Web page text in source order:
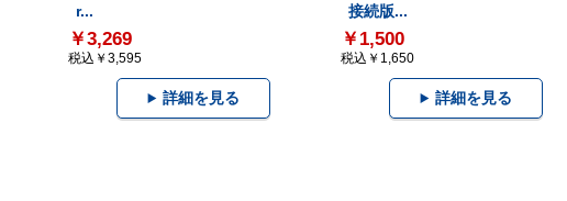
r...
￥3,269
税込￥3,595
詳細を見る
接続版...
￥1,500
税込￥1,650
詳細を見る